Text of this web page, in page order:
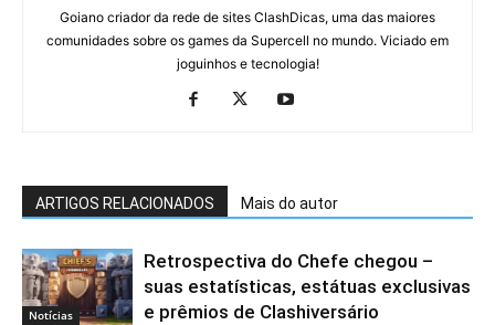
Goiano criador da rede de sites ClashDicas, uma das maiores
comunidades sobre os games da Supercell no mundo. Viciado em
joguinhos e tecnologia!
ARTIGOS RELACIONADOS Mais do autor
Notícias
Retrospectiva do Chefe chegou –
suas estatísticas, estátuas exclusivas
e prêmios de Clashiversário